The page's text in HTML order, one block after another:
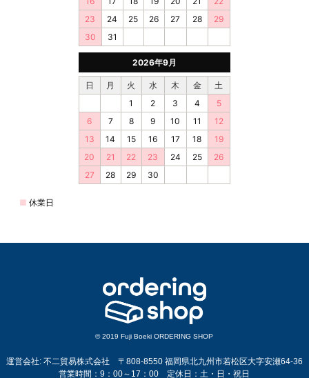
© 2019 Fuji Boeki ORDERING SHOP
運営会社: 不二貿易株式会社 〒808-8550 福岡県北九州市若松区大字安瀬64-36
営業時間：9：00～17：00 定休日：土・日・祝日